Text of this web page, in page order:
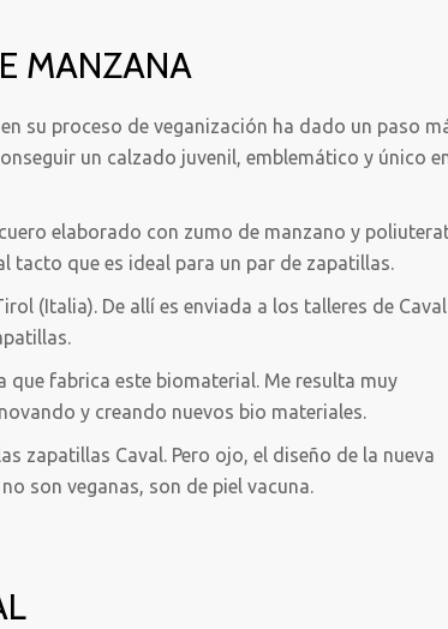
MANZANA
su proceso de veganización ha dado un paso
un calzado juvenil, emblemático y único
elaborado con zumo de manzano y
tacto que es ideal para un par de zapatillas.
(Italia). De allí es enviada a los talleres de
que fabrica este biomaterial. Me resulta muy
y creando nuevos bio materiales.
zapatillas Caval. Pero ojo, el diseño de la nueva
son veganas, son de piel vacuna.